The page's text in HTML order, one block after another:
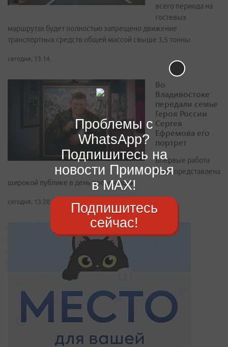
всего периода на
гостевых
маршрутах будет полностью запрещено движение
транспортных средств общей массой свыше 3,5 тонны
сегодня, 13:14
Во
Владивостоке
передали семье
Героя России
Сергея
Ефремова его
портрет
Впервые работа
была представлена
широкой публике в день презентации
сегодня, 13:20
Проблемы с
WhatsApp?
Подпишитесь на
новости Приморья
в MAX!
Подпишитесь
сейчас!